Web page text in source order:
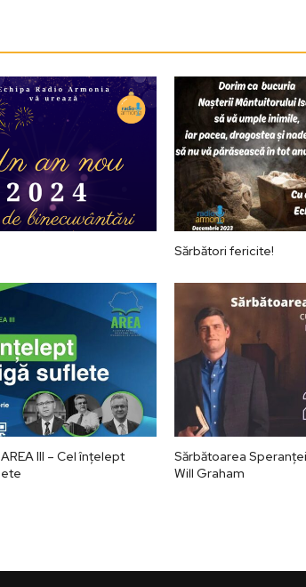
Sărbători fericite!
III – Cel înțelept
Sărbătoarea
Will Graham